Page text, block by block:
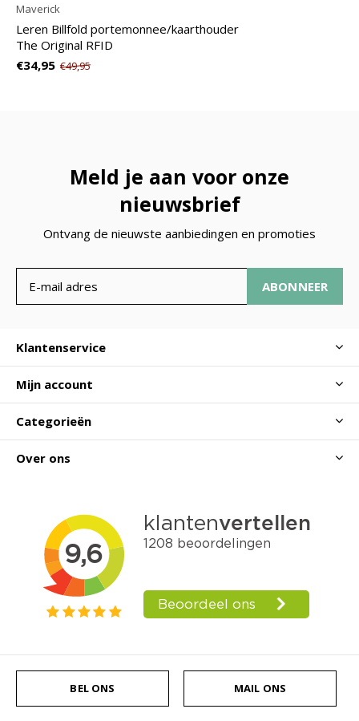
Maverick
Leren Billfold portemonnee/kaarthouder
The Original RFID
€34,95 €49,95
Meld je aan voor onze
nieuwsbrief
Ontvang de nieuwste aanbiedingen en promoties
ABONNEER
Klantenservice
Mijn account
Categorieën
Over ons
BEL ONS MAIL ONS